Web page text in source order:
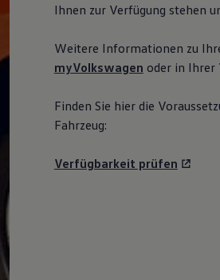
Ihnen zur Verfügung stehen
Weitere Informationen zu
myVolkswagen oder in Ihrer
Finden Sie hier die
Fahrzeug:
Verfügbarkeit prüfen